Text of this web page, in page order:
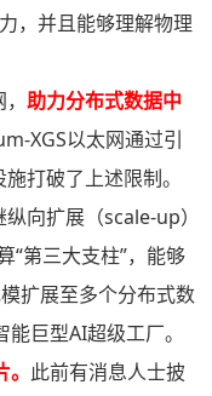
，并且能够理解物理
助力分布式数据中
XGS以太网通过引
打破了上述限制。
向扩展（scale-up）
“第三大支柱”，能够
扩展至多个分布式数
巨型AI超级工厂。
此前有消息人士披